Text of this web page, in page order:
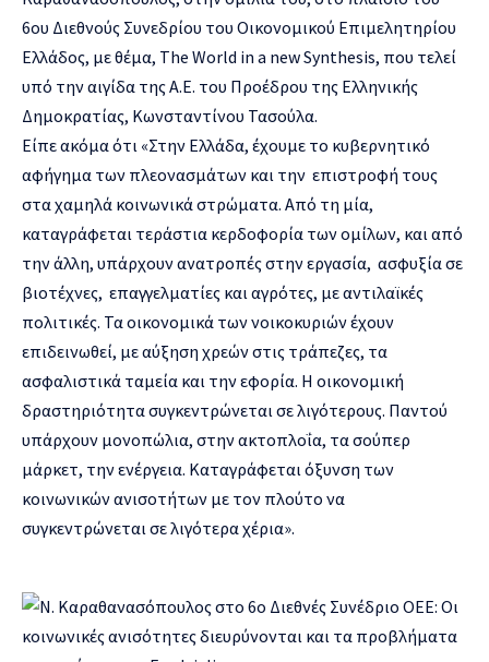
6ου Διεθνούς Συνεδρίου του Οικονομικού Επιμελητηρίου
Ελλάδος, με θέμα, The World in a new Synthesis, που τελεί
υπό την αιγίδα της Α.Ε. του Προέδρου της Ελληνικής
Δημοκρατίας, Κωνσταντίνου Τασούλα.
Είπε ακόμα ότι «Στην Ελλάδα, έχουμε το κυβερνητικό
αφήγημα των πλεονασμάτων και την επιστροφή τους
στα χαμηλά κοινωνικά στρώματα. Από τη μία,
καταγράφεται τεράστια κερδοφορία των ομίλων, και από
την άλλη, υπάρχουν ανατροπές στην εργασία, ασφυξία σε
βιοτέχνες, επαγγελματίες και αγρότες, με αντιλαϊκές
πολιτικές. Τα οικονομικά των νοικοκυριών έχουν
επιδεινωθεί, με αύξηση χρεών στις τράπεζες, τα
ασφαλιστικά ταμεία και την εφορία. Η οικονομική
δραστηριότητα συγκεντρώνεται σε λιγότερους. Παντού
υπάρχουν μονοπώλια, στην ακτοπλοΐα, τα σούπερ
μάρκετ, την ενέργεια. Καταγράφεται όξυνση των
κοινωνικών ανισοτήτων με τον πλούτο να
συγκεντρώνεται σε λιγότερα χέρια».